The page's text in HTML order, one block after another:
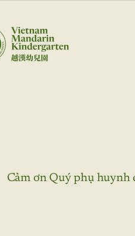
Cảm ơn Quý phụ